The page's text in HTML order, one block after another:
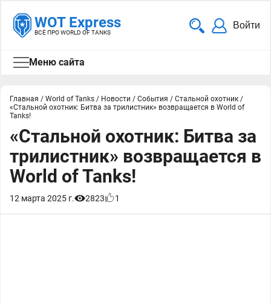
WOT Express
ВСЁ ПРО WORLD OF TANKS
Войти
Меню сайта
Главная / World of Tanks / Новости / События / Стальной охотник /
«Стальной охотник: Битва за трилистник» возвращается в World of
Tanks!
«Стальной охотник: Битва за
трилистник» возвращается в
World of Tanks!
12 марта 2025 г. 2823 1